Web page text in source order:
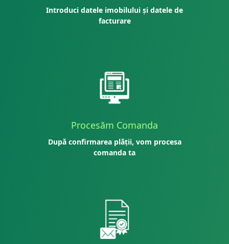
Introduci datele imobilului și datele de
facturare
Procesăm Comanda
După confirmarea plății, vom procesa
comanda ta